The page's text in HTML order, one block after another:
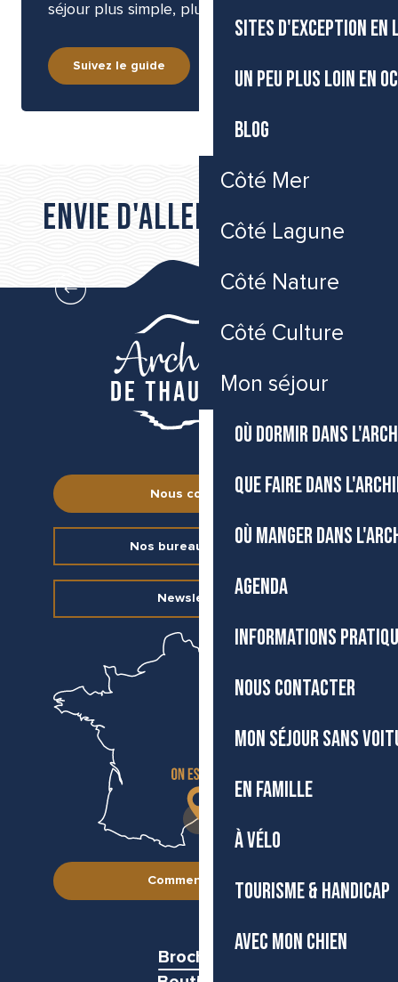
SITES D'EXCEPTION EN
UN PEU PLUS LOIN EN
BLOG
Côté Mer
Côté Lagune
Côté Nature
Côté Culture
Mon séjour
OÙ DORMIR DANS
QUE FAIRE DANS
OÙ MANGER DANS
AGENDA
INFORMATIONS
NOUS CONTACTER
MON SÉJOUR SANS
EN FAMILLE
À VÉLO
TOURISME & HANDICAP
AVEC MON CHIEN
séjour plus simple, plus libre et plus léger…
Suivez le guide
Envie d'aller plus loin...
Où dormir dans l’Archipel de Thau
Nous contacter
Nos bureaux d’accueil
Newsletter
Comment venir ?
Brochures